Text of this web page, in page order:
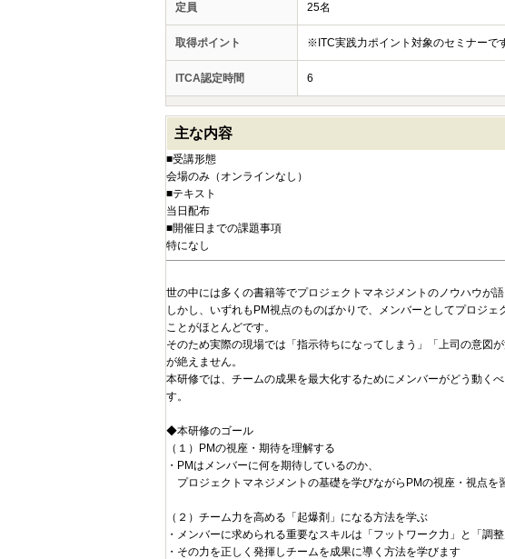
定員 25名
取得ポイント ※ITC実践力ポイント対象のセミナーで
ITCA認定時間 6
主な内容
■受講形態
会場のみ（オンラインなし）
■テキスト
当日配布
■開催日までの課題事項
特になし
世の中には多くの書籍等でプロジェクトマネジメントのノウハウが語
しかし、いずれもPM視点のものばかりで、メンバーとしてプロジ
ことがほとんどです。
そのため実際の現場では「指示待ちになってしまう」「上司の意図
が絶えません。
本研修では、チームの成果を最大化するためにメンバーがどう動く
す。
◆本研修のゴール
（１）PMの視座・期待を理解する
・PMはメンバーに何を期待しているのか、
プロジェクトマネジメントの基礎を学びながらPMの視座・視点を
（２）チーム力を高める「起爆剤」になる方法を学ぶ
・メンバーに求められる重要なスキルは「フットワーク力」と「調整
・その力を正しく発揮しチームを成果に導く方法を学びます